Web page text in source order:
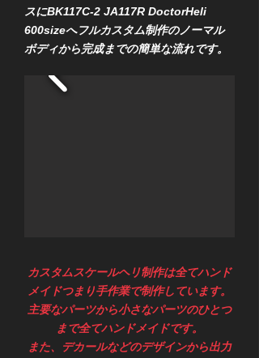
スにBK117C-2 JA117R DoctorHeli
600sizeへフルカスタム制作のノーマル
ボディから完成までの簡単な流れです。
カスタムスケールヘリ制作は全てハンド
メイドつまり手作業で制作しています。
主要なパーツから小さなパーツのひとつ
まで全てハンドメイドです。
また、デカールなどのデザインから出力